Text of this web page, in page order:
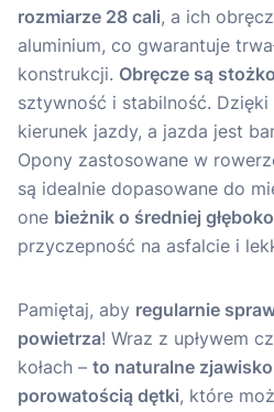
rozmiarze 28 cali, a ich
aluminium, co gwarantuje
konstrukcji. Obręcze są
sztywność i stabilność.
kierunek jazdy, a jazda jest
Opony zastosowane w
są idealnie dopasowane do
one bieżnik o średniej
przyczepność na asfalcie i
Pamiętaj, aby regularnie
powietrza! Wraz z upływem
kołach – to naturalne
porowatością dętki, które